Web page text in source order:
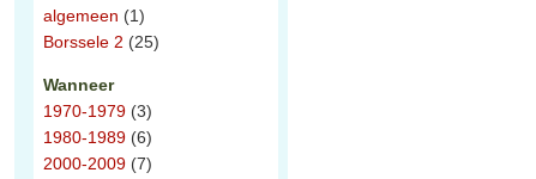
algemeen (1)
Borssele 2 (25)
Wanneer
1970-1979 (3)
1980-1989 (6)
2000-2009 (7)